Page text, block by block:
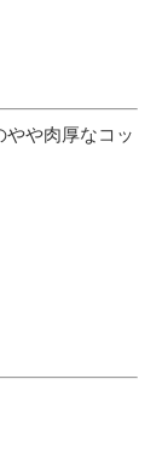
や肉厚なコッ